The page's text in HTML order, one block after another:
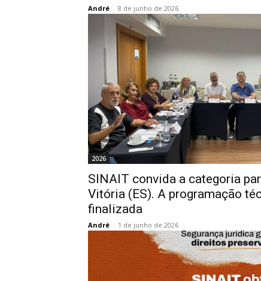
André - 8 de junho de 2026
2026
SINAIT convida a categoria
Vitória (ES). A programação
finalizada
André - 1 de junho de 2026